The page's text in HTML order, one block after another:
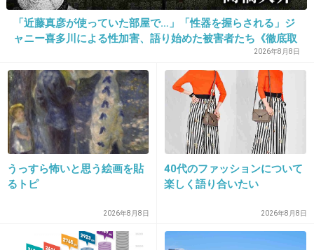
吉高って結構現場の人と仲よくなるし、性格い
いのかな？
-15
27. 匿名 2014/05/07(水) 20:54:42
「近藤真彦が使っていた部屋で…」「性器を握らされる」ジ
ャニー喜多川による性加害、語り始めた被害者たち《徹底取
2026年8月8日
うっすら怖いと思う絵画を貼
るトピ
2026年8月8日
40代のファッションについて
楽しく語り合いたい
2026年8月8日